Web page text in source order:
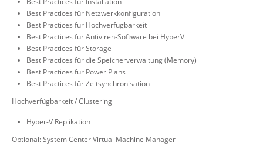
Best Practices für Netzwerkkonfiguration
Best Practices für Hochverfügbarkeit
Best Practices für Antiviren-Software bei HyperV
Best Practices für Storage
Best Practices für die Speicherverwaltung (Memory)
Best Practices für Power Plans
Best Practices für Zeitsynchronisation
Hochverfügbarkeit / Clustering
Hyper-V Replikation
Optional: System Center Virtual Machine Manager